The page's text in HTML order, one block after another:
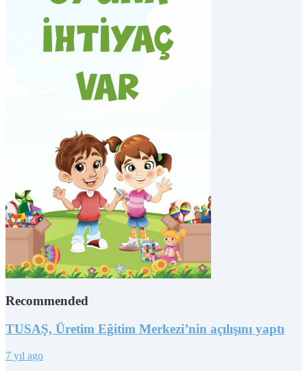
Recommended
TUSAŞ, Üretim Eğitim Merkezi’nin açılışını yaptı
7 yıl ago